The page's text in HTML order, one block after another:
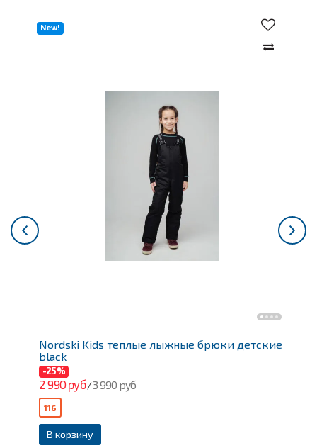
New!
Nordski Kids теплые лыжные брюки детские
black
-25%
2 990 руб/3 990 руб
В корзину
116